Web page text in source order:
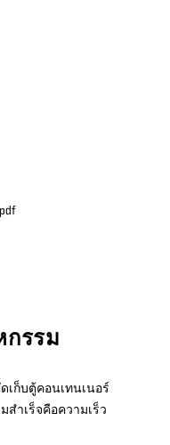
กรรม
เก็บตู้คอนเทนเนอร์
ำเร็จคือความเร็ว